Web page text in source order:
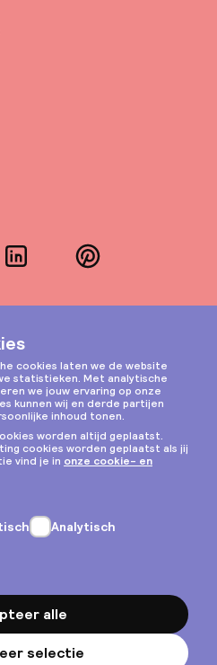
LinkedInPinterest
Instagram
& cookies
voorwaarden